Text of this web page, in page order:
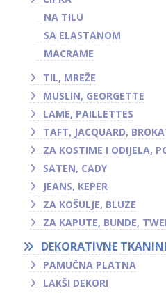
NA TILU
SA ELASTANOM
MACRAME
TIL, MREŽE
MUSLIN, GEORGETTE
LAME, PAILLETTES
TAFT, JACQUARD,
ZA KOSTIME I ODIJELA,
SATEN, CADY
JEANS, KEPER
ZA KOŠULJE, BLUZE
ZA KAPUTE, BUNDE,
DEKORATIVNE
PAMUČNA PLATNA
LAKŠI DEKORI